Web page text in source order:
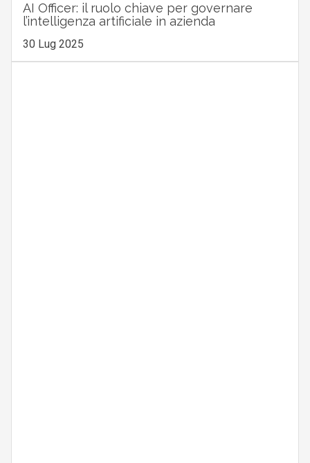
AI Officer: il ruolo chiave per governare
l’intelligenza artificiale in azienda
30 Lug 2025